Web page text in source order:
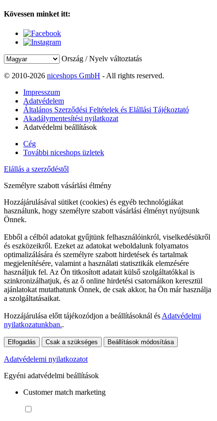
Kövessen minket itt:
Ország / Nyelv változtatás
© 2010-2026 niceshops GmbH - All rights reserved.
Impresszum
Adatvédelem
Általános Szerződési Feltételek és Elállási Tájékoztató
Akadálymentesítési nyilatkozat
Adatvédelmi beállítások
Cég
További niceshops üzletek
Elállás a szerződéstől
Személyre szabott vásárlási élmény
Hozzájárulásával sütiket (cookies) és egyéb technológiákat
használunk, hogy személyre szabott vásárlási élményt nyújtsunk
Önnek.
Ebből a célból adatokat gyűjtünk felhasználóinkról, viselkedésükről
és eszközeikről. Ezeket az adatokat weboldalunk folyamatos
optimalizálására és személyre szabott hirdetések és tartalmak
megjelenítésére, valamint a használati statisztikák elemzésére
használjuk fel. Az Ön titkosított adatait külső szolgáltatókkal is
szinkronizálhatjuk, és az ő online hirdetési csatornáikon keresztül
ajánlatokat mutathatunk Önnek, de csak akkor, ha Ön már használja
a szolgáltatásaikat.
Hozzájárulása előtt tájékozódjon a beállításoknál és Adatvédelmi
nyilatkozatunkban..
Elfogadás Csak a szükséges Beállítások módosítása
Adatvédelemi nyilatkozatot
Egyéni adatvédelmi beállítások
Customer match marketing